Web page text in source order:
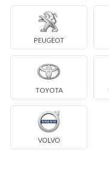
PEUGEOT
TOYOTA
VOLVO